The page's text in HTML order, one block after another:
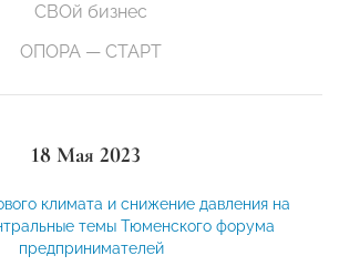
СВОй бизнес
ОПОРА — СТАРТ
18 Мая 2023
климата и снижение давления на
темы Тюменского форума
предпринимателей